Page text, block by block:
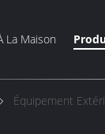
La Maison
Équipement